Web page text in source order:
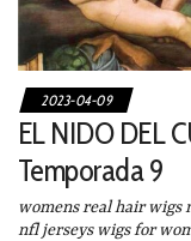
2023-04-09
EL NIDO DEL
Temporada 9
womens real hair wigs
nfl jerseys wigs for